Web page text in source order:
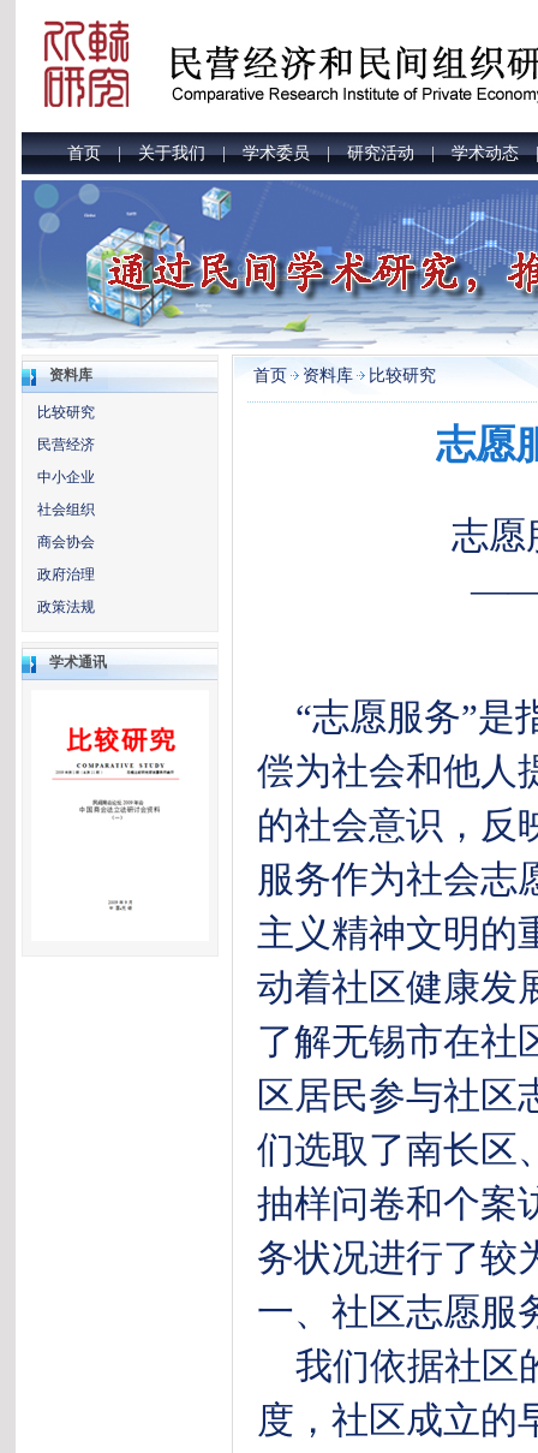
首页|关于我们|学术委员|研究活动|学术动态
资料库
比较研究
民营经济
中小企业
社会组织
商会协会
政府治理
政策法规
学术通讯
首页 资料库 比较研究
志愿
志愿
——
“志愿服务”是
偿为社会和他人
的社会意识，反
服务作为社会志
主义精神文明的
动着社区健康发
了解无锡市在社
区居民参与社区
们选取了南长区
抽样问卷和个案
务状况进行了较
一、社区志愿服
我们依据社区
度，社区成立的